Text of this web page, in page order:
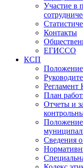
Участие в
Контакты
ЕГИССО
КСП
План
Отчеты и
Положение
Сведения